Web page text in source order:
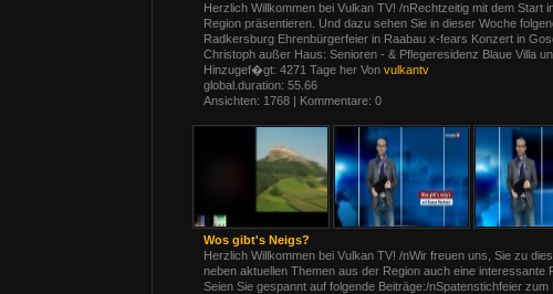
Herzlich Willkommen bei Vulkan TV! /nRechtzeitig mit dem
Region präsentieren. Und dazu sehen Sie in dieser Woche
Radkersburg Ehrenbürgerfeier in Raabau x-fears Konzert in
Christoph außer Haus: Senioren - & Pflegeresidenz Blaue Villa
Hinzugef�gt: 4271 Tage her Von vulkantv
global.duration: 55.66
Ansichten: 1768 | Kommentare: 0
Wos gibt's Neigs?
Herzlich Willkommen bei Vulkan TV! /nWir freuen uns, Sie zu
neben aktuellen Themen aus der Region auch eine
Seien Sie gespannt auf folgende Beiträge:/nSpatenstichfeier